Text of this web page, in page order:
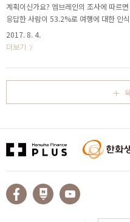
계획이신가요? 엠브레인의 조사에 따르
응답한 사람이 53.2%로 여행에 대한 인
들이 1박 이상의 여행을 계획하고 있다고
알쓸여정(알고 보면 쓸모 있는 여름휴가
유무, 88.3% 여행계획 있음. 2박 3일간
균 지출 비용은? 국내 평균 65만원, 해외
2017. 8. 4.
더보기